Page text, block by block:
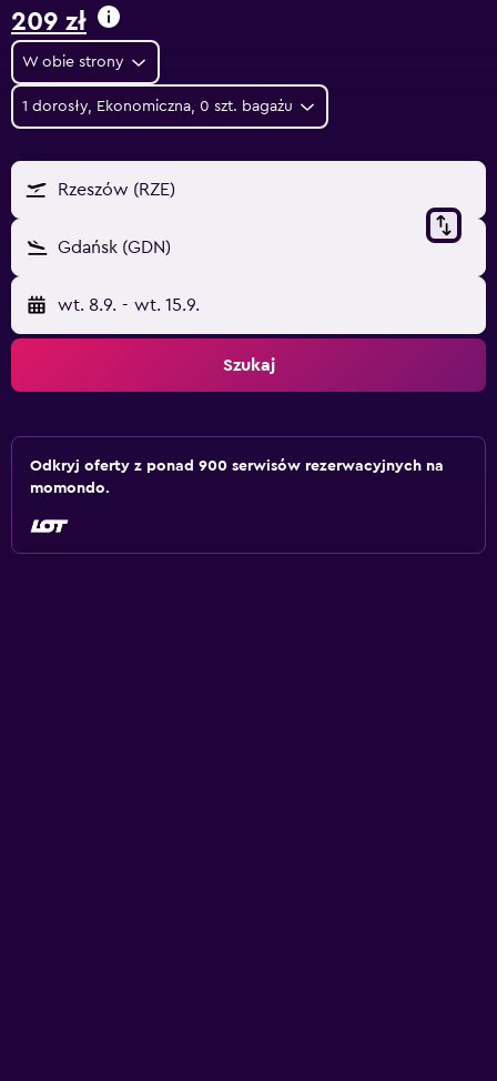
209 zł
W obie strony
1 dorosły, Ekonomiczna, 0 szt. bagażu
Rzeszów (RZE)
Gdańsk (GDN)
wt. 8.9. - wt. 15.9.
Szukaj
Odkryj oferty z ponad 900 serwisów rezerwacyjnych na
momondo.